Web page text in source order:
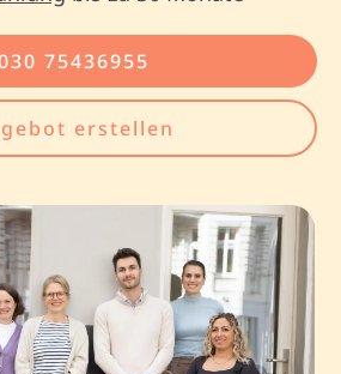
75436955
erstellen